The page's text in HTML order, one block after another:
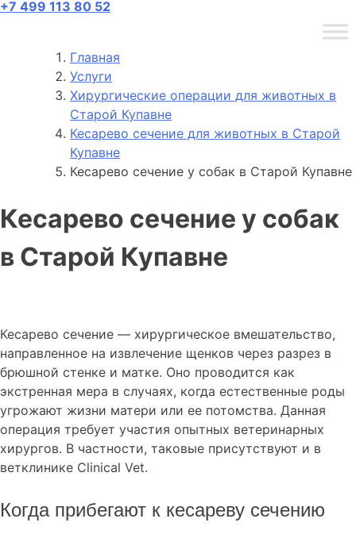
+7 499 113 80 52
Главная
Услуги
Хирургические операции для животных в
Старой Купавне
Кесарево сечение для животных в Старой
Купавне
Кесарево сечение у собак в Старой Купавне
Кесарево сечение у собак
в Старой Купавне
Кесарево сечение — хирургическое вмешательство,
направленное на извлечение щенков через разрез в
брюшной стенке и матке. Оно проводится как
экстренная мера в случаях, когда естественные роды
угрожают жизни матери или ее потомства. Данная
операция требует участия опытных ветеринарных
хирургов. В частности, таковые присутствуют и в
ветклинике Clinical Vet.
Когда прибегают к кесареву сечению